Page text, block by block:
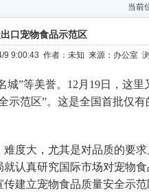
当前
口宠物食品示范区
9 9:00:43 作者：未知 来源：办公室
”等美誉。 12 月 19日，这里
范区”。这是全国首批仅有
度大，尤其是对品质的要
认真研究国际市场对宠物
建立宠物食品质量安全示